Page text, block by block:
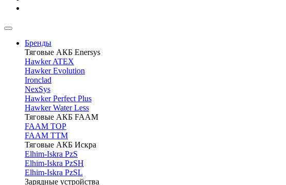
Бренды
Тяговые АКБ Enersys
Hawker ATEX
Hawker Evolution
Ironclad
NexSys
Hawker Perfect Plus
Hawker Water Less
Тяговые АКБ FAAM
FAAM TOP
FAAM TTM
Тяговые АКБ Искра
Elhim-Iskra PzS
Elhim-Iskra PzSH
Elhim-Iskra PzSL
Зарядные устройства